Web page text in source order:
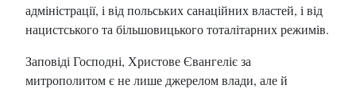
адміністрації, і від польських санаційних властей, і від
нацистського та більшовицького тоталітарних режимів.
Заповіді Господні, Христове Євангеліє за
митрополитом є не лише джерелом влади, але й